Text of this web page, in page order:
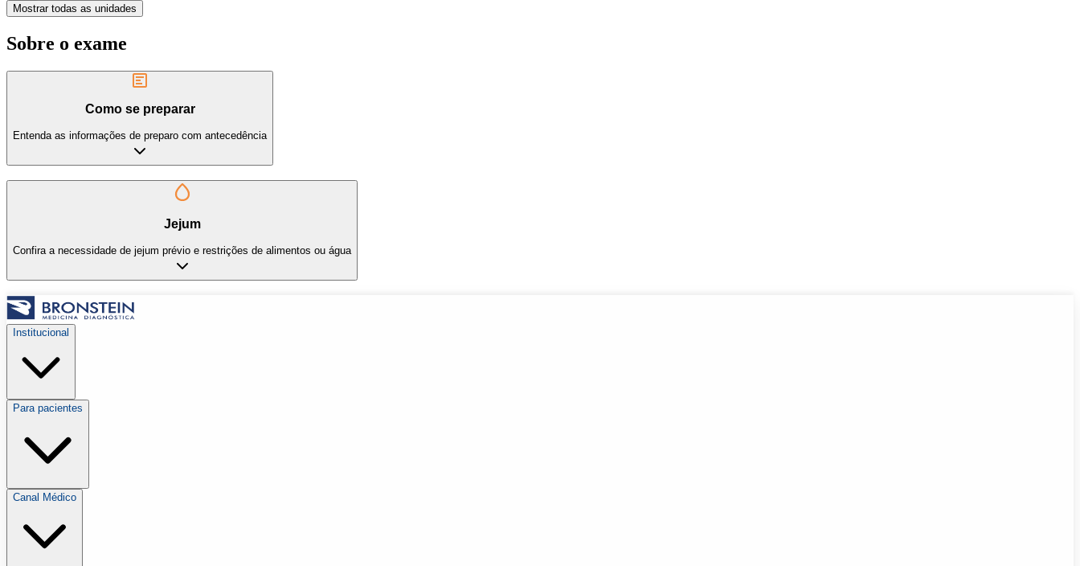
Mostrar todas as unidades
Sobre o exame
Como se preparar
Entenda as informações de preparo com antecedência
Jejum
Confira a necessidade de jejum prévio e restrições de alimentos ou água
Institucional
Para pacientes
Canal Médico